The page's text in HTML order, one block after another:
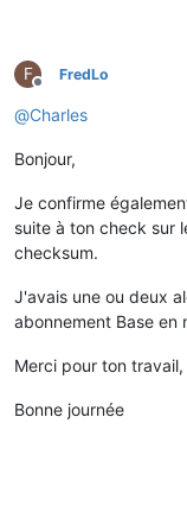
F
Offline
FredLo
@Charles
Bonjour,
Je confirme
suite à ton check sur
checksum.
J'avais une ou deux
abonnement Base en
Merci pour ton
Bonne journée